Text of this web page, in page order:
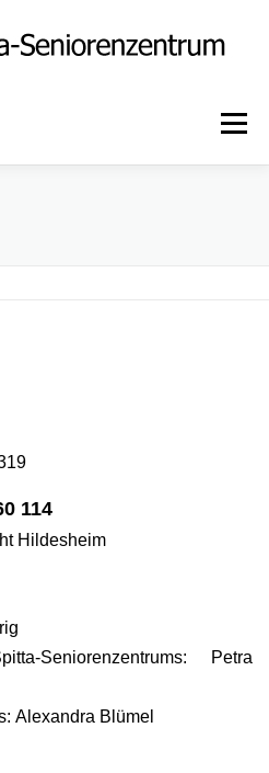
Menü
114
Hildesheim
Seniorenzentrums: Petra
Alexandra Blümel